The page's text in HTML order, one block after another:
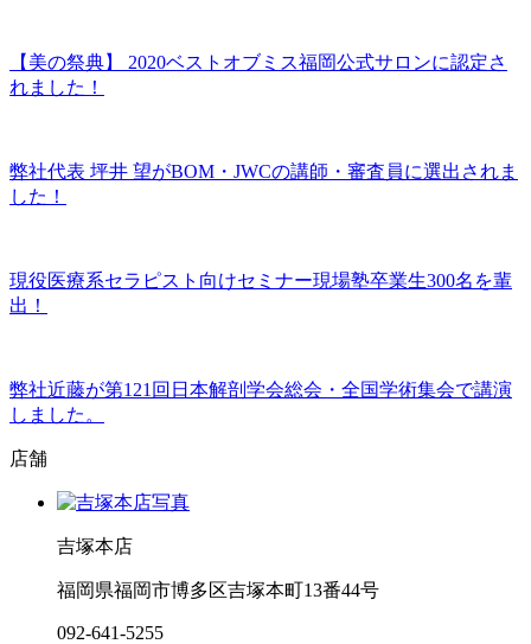
【美の祭典】 2020ベストオブミス福岡公式サロンに認定さ
れました！
弊社代表 坪井 望がBOM・JWCの講師・審査員に選出されま
した！
現役医療系セラピスト向けセミナー現場塾卒業生300名を輩
出！
弊社近藤が第121回日本解剖学会総会・全国学術集会で講演
しました。
店舗
吉塚本店
福岡県福岡市博多区吉塚本町13番44号
092-641-5255